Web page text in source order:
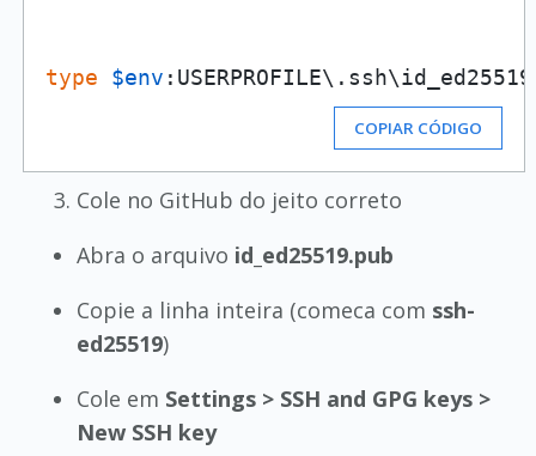
type $env
COPIAR CÓDIGO
Cole no GitHub do jeito correto
Abra o arquivo id_ed25519.pub
Copie a linha inteira (comeca com ssh-
ed25519)
Cole em Settings > SSH and GPG keys >
New SSH key